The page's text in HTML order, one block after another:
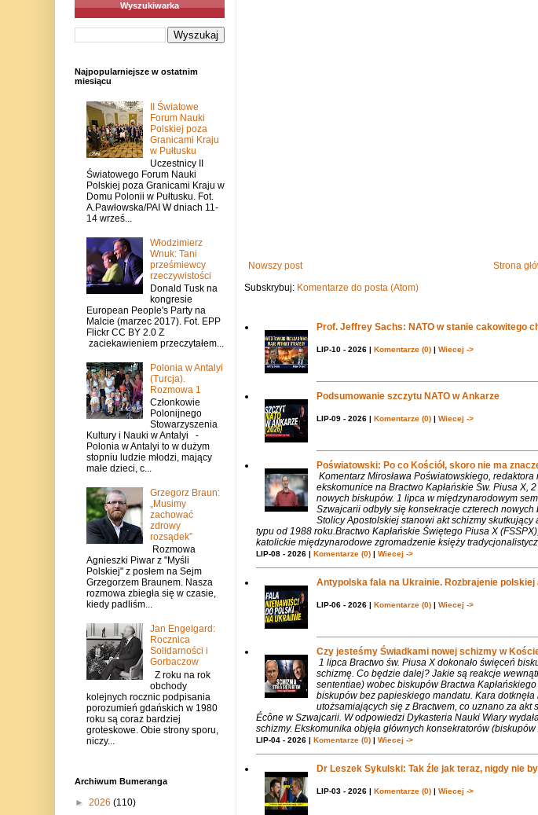
Nowszy post
Strona
Subskrybuj: Komentarze do posta (Atom)
Prof. Jeffrey Sachs: NATO w stanie cakowitego
LIP-10 - 2026 | Komentarze (0)| Wiecej ->
Podsumowanie szczytu NATO w Ankarze
LIP-09 - 2026 | Komentarze (0)| Wiecej ->
Poświatowski: Po co Kościół, skoro nie ma
Komentarz Mirosława Poświatowskiego,
ekskomunice na Bractwo Kapłańskie Św. Piusa
nowych biskupów. 1 lipca w międzynarodowym
Szwajcarii odbyły się konsekracje czterech
Stolicy Apostolskiej stanowi akt schizmy
typu od 1988 roku.Bractwo Kapłańskie Świętego Piusa X
katolickie międzynarodowe zgromadzenie księży
LIP-08 - 2026 | Komentarze (0)| Wiecej ->
Antypolska fala na Ukrainie. Rozbrajenie polskiej
LIP-06 - 2026 | Komentarze (0)| Wiecej ->
Czy jesteśmy Świadkami nowej schizmy w
1 lipca Bractwo św. Piusa X dokonało święceń
schizmę. Co będzie dalej? Jakie są reakcje
sententiae) wobec biskupów Bractwa
biskupów bez papieskiego mandatu. Kara
utożsamiających się z Bractwem, co uznano za akt
Écône w Szwajcarii. W odpowiedzi Dykasteria Nauki Wiary
schizmy. Ekskomunika objęła głównych konsekratorów (biskupów
LIP-04 - 2026 | Komentarze (0)| Wiecej ->
Dr Leszek Sykulski: Tak źle jak teraz, nigdy nie
LIP-03 - 2026 | Komentarze (0)| Wiecej ->
Wyszukiwarka
Najpopularniejsze w ostatnim
miesiącu
II Światowe
Forum Nauki
Polskiej poza
Granicami Kraju
w Pułtusku
Uczestnicy II
Światowego Forum Nauki
Polskiej poza Granicami Kraju w
Domu Polonii w Pułtusku. Fot.
A.Pawłowska/PAI W dniach 11-
14 wrześ...
Włodzimierz
Wnuk: Tani
prześmiewcy
rzeczywistości
Donald Tusk na
kongresie
European People's Party na
Malcie (marzec 2017). Fot. EPP
Flickr CC BY 2.0 Z
zaciekawieniem przeczytałem...
Polonia w Antalyi
(Turcja).
Rozmowa 1
Członkowie
Polonijnego
Stowarzyszenia
Kultury i Nauki w Antalyi -
Polonia w Antalyi to w dużym
stopniu ludzie młodzi, mający
małe dzieci, c...
Grzegorz Braun:
„Musimy
zachować
zdrowy
rozsądek”
Rozmowa
Agnieszki Piwar z "Myśli
Polskiej" z posłem na Sejm
Grzegorzem Braunem. Nasza
rozmowa zbiegła się w czasie,
kiedy padliśm...
Jan Engelgard:
Rocznica
Solidarności i
Gorbaczow
Z roku na rok
obchody
kolejnych rocznic podpisania
porozumień gdańskich w 1980
roku są coraz bardziej
groteskowe. Obie strony sporu,
niczy...
Archiwum Bumeranga
► 2026 (110)